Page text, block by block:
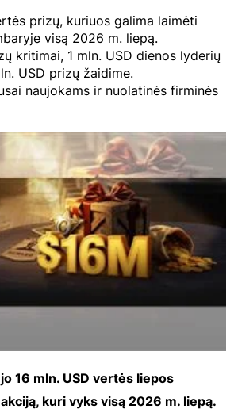
prizų, kuriuos galima laimėti
visą 2026 m. liepą.
kritimai, 1 mln. USD dienos lyderių
USD prizų žaidime.
naujokams ir nuolatinės firminės
16 mln. USD vertės liepos
kuri vyks visą 2026 m. liepą.